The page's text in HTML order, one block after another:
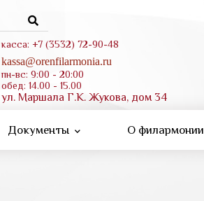
касса: +7 (3532) 72-90-48
kassa@orenfilarmonia.ru
пн-вс: 9:00 - 20:00
обед: 14.00 - 15.00
ул. Маршала Г.К. Жукова, дом 34
Документы О филармонии